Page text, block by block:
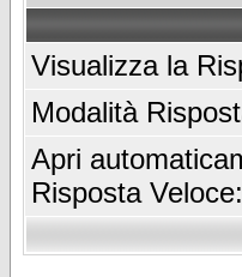
Visualizza la
Modalità
Apri
Risposta Veloce: